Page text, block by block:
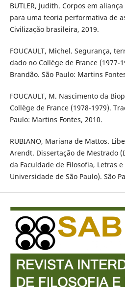
BUTLER, Judith. Corpos em
para uma teoria performativa de
Civilização brasileira, 2019.
FOUCAULT, Michel. Segurança,
dado no Collège de France (1977-
Brandão. São Paulo: Martins
FOUCAULT, M. Nascimento da
Collège de France (1978-1979).
Paulo: Martins Fontes, 2010.
RUBIANO, Mariana de Mattos.
Arendt. Dissertação de Mestrado
da Faculdade de Filosofia, Letras
Universidade de São Paulo). São